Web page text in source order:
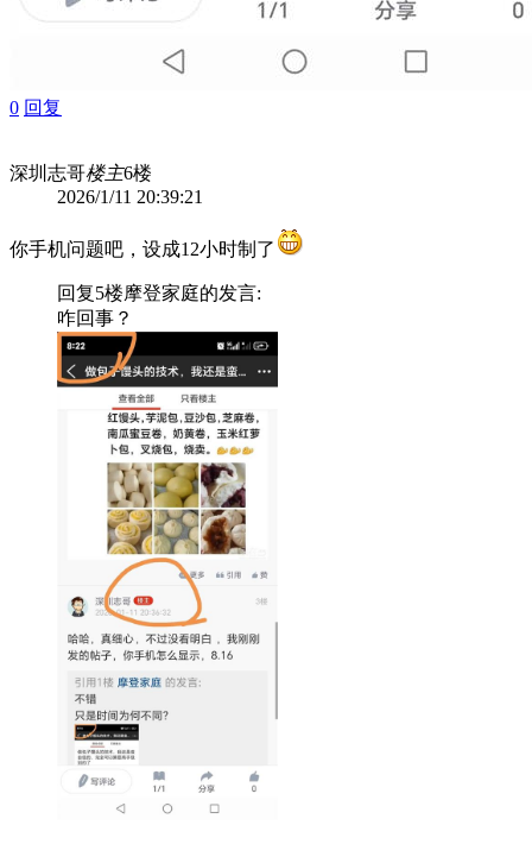
0 回复
深圳志哥楼主6楼
2026/1/11 20:39:21
你手机问题吧，设成12小时制了
回复5楼摩登家庭的发言:
咋回事？